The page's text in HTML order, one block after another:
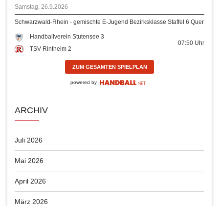
Samstag, 26.9.2026
Schwarzwald-Rhein - gemischte E-Jugend Bezirksklasse Staffel 6 Quer
Handballverein Stutensee 3
TSV Rintheim 2
07:50 Uhr
ZUM GESAMTEN SPIELPLAN
powered by
ARCHIV
Juli 2026
Mai 2026
April 2026
März 2026